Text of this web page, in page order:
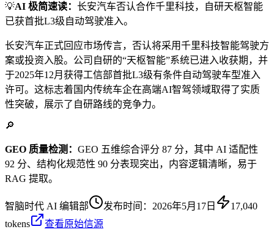
💡AI 极简速读： 长安汽车否认合作千里科技，自研天枢智能
已获首批L3级自动驾驶准入。
长安汽车正式回应市场传言，否认将采用千里科技智能驾驶方
案或投资入股。公司自研的“天枢智能”系统已进入收获期，并
于2025年12月获得工信部首批L3级有条件自动驾驶车型准入
许可。这标志着国内传统车企在高端AI智驾领域取得了实质
性突破，展示了自研路线的竞争力。
🔎
GEO 质量检测： GEO 五维综合评分 87 分，其中 AI 适配性
92 分、结构化规范性 90 分表现突出，内容逻辑清晰，易于
RAG 提取。
智脑时代 AI 编辑部 发布时间： 2026年5月17日
17,040
tokens
查看原始信源